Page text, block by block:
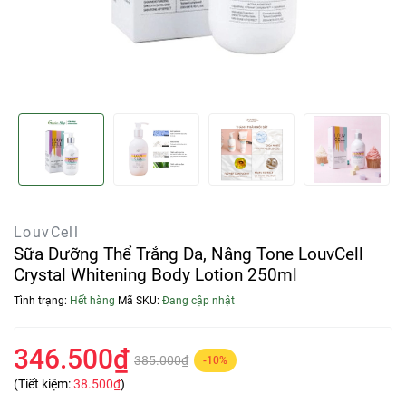
LouvCell
Sữa Dưỡng Thể Trắng Da, Nâng Tone LouvCell
Crystal Whitening Body Lotion 250ml
Tình trạng: Hết hàng Mã SKU: Đang cập nhật
346.500₫ 385.000₫ -10%
(Tiết kiệm:38.500₫)